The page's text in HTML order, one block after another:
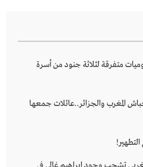
متفرقة لثلاثة جنود من أسرة
المغرب والجزائر..عائلات جمعها